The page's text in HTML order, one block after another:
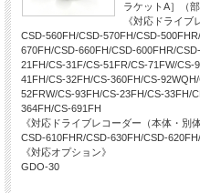
ラケットA］（部
《対応ドライブ
CSD-560FH/CSD-570FH/CSD-
670FH/CSD-660FH/CSD-600FHR/
21FH/CS-31F/CS-51FR/CS-71FW/CS-
41FH/CS-32FH/CS-360FH/CS-
52FRW/CS-93FH/CS-23FH/CS-33FH/
364FH/CS-691FH
《対応ドライブレコーダー（本体・別
CSD-610FHR/CSD-630FH/CSD-
《対応オプション》
GDO-30